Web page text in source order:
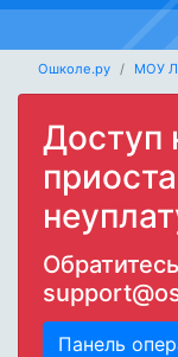
Ошколе.ру МОУ
Доступ
Панель